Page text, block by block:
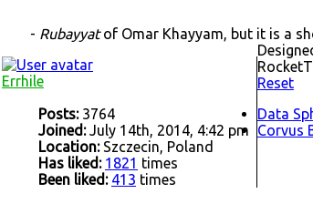
- Rubayyatof Omar Khayyam, but it is a
Errhile
Posts:3764
Joined:July 14th, 2014, 4:42 pm
Location:Szczecin, Poland
Has liked: 1821 times
Been liked: 413 times
Reset
Data
Corvus